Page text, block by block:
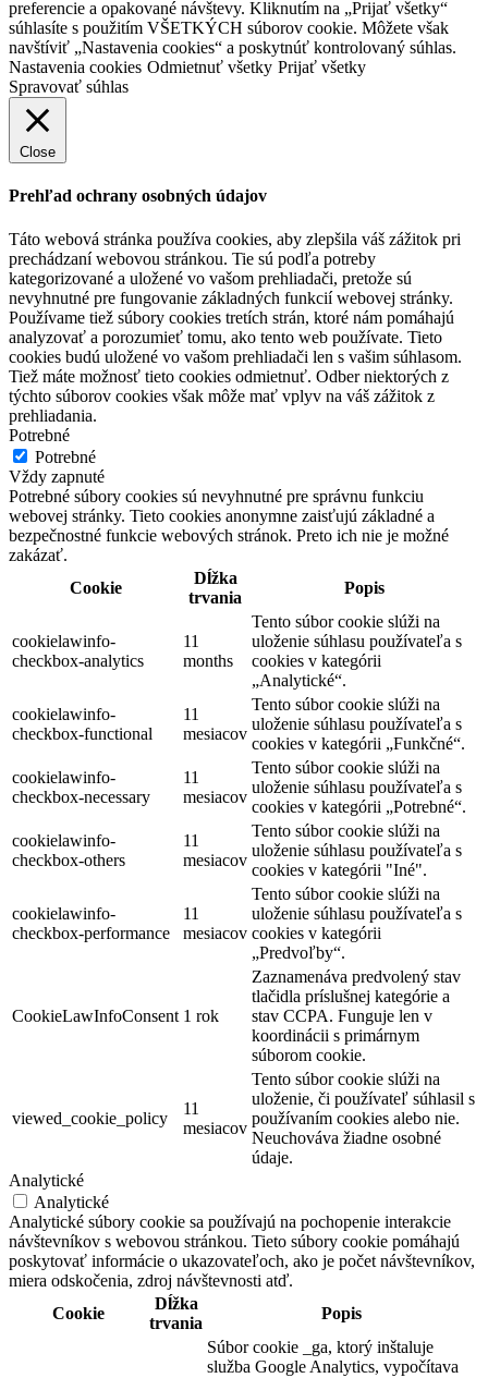
preferencie a opakované návštevy. Kliknutím na „Prijať všetky“
súhlasíte s použitím VŠETKÝCH súborov cookie. Môžete však
navštíviť „Nastavenia cookies“ a poskytnúť kontrolovaný súhlas.
Nastavenia cookies Odmietnuť všetky Prijať všetky
Spravovať súhlas
Close
Prehľad ochrany osobných údajov
Táto webová stránka používa cookies, aby zlepšila váš zážitok pri
prechádzaní webovou stránkou. Tie sú podľa potreby
kategorizované a uložené vo vašom prehliadači, pretože sú
nevyhnutné pre fungovanie základných funkcií webovej stránky.
Používame tiež súbory cookies tretích strán, ktoré nám pomáhajú
analyzovať a porozumieť tomu, ako tento web používate. Tieto
cookies budú uložené vo vašom prehliadači len s vašim súhlasom.
Tiež máte možnosť tieto cookies odmietnuť. Odber niektorých z
týchto súborov cookies však môže mať vplyv na váš zážitok z
prehliadania.
Potrebné
Potrebné
Vždy zapnuté
Potrebné súbory cookies sú nevyhnutné pre správnu funkciu
webovej stránky. Tieto cookies anonymne zaisťujú základné a
bezpečnostné funkcie webových stránok. Preto ich nie je možné
zakázať.
Cookie
Dĺžka
trvania
Popis
cookielawinfo-
checkbox-analytics
11
months
Tento súbor cookie slúži na
uloženie súhlasu používateľa s
cookies v kategórii
„Analytické“.
cookielawinfo-
checkbox-functional
11
mesiacov
Tento súbor cookie slúži na
uloženie súhlasu používateľa s
cookies v kategórii „Funkčné“.
cookielawinfo-
checkbox-necessary
11
mesiacov
Tento súbor cookie slúži na
uloženie súhlasu používateľa s
cookies v kategórii „Potrebné“.
cookielawinfo-
checkbox-others
11
mesiacov
Tento súbor cookie slúži na
uloženie súhlasu používateľa s
cookies v kategórii "Iné".
cookielawinfo-
checkbox-performance
11
mesiacov
Tento súbor cookie slúži na
uloženie súhlasu používateľa s
cookies v kategórii
„Predvoľby“.
CookieLawInfoConsent 1 rok
Zaznamenáva predvolený stav
tlačidla príslušnej kategórie a
stav CCPA. Funguje len v
koordinácii s primárnym
súborom cookie.
viewed_cookie_policy
11
mesiacov
Tento súbor cookie slúži na
uloženie, či používateľ súhlasil s
používaním cookies alebo nie.
Neuchováva žiadne osobné
údaje.
Analytické
Analytické
Analytické súbory cookie sa používajú na pochopenie interakcie
návštevníkov s webovou stránkou. Tieto súbory cookie pomáhajú
poskytovať informácie o ukazovateľoch, ako je počet návštevníkov,
miera odskočenia, zdroj návštevnosti atď.
Cookie
Dĺžka
trvania
Popis
Súbor cookie _ga, ktorý inštaluje
služba Google Analytics, vypočítava